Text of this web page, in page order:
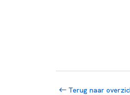
Terug naar